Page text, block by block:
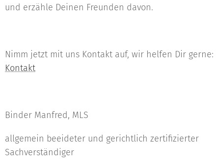
und erzähle Deinen Freunden davon.
Nimm jetzt mit uns Kontakt auf, wir helfen Dir gerne:
Kontakt
Binder Manfred, MLS
allgemein beeideter und gerichtlich zertifizierter
Sachverständiger